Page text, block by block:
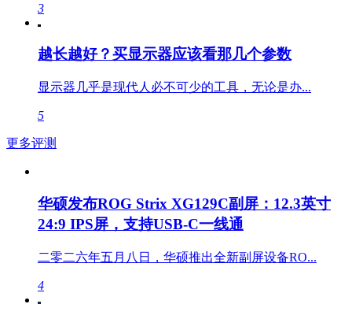
3
越长越好？买显示器应该看那几个参数
显示器几乎是现代人必不可少的工具，无论是办...
5
更多评测
华硕发布ROG Strix XG129C副屏：12.3英寸
24:9 IPS屏，支持USB-C一线通
二零二六年五月八日，华硕推出全新副屏设备RO...
4